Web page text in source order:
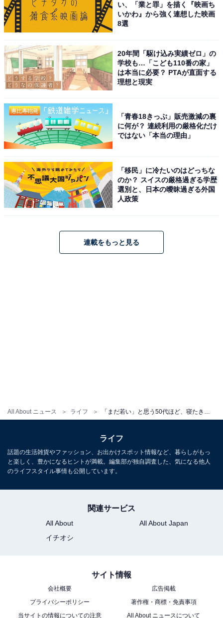
All About ニュース ライフ
ブレーク（休憩）まで尿がもたなくなり、オムツをする
決意をしました。
本人にしてみれば一大決心だったらしいのですが、して
みたらこんなに楽なのかと拍子抜けしたそうです。演奏
に専念できるようになり、今でももちろん現役の音楽家
として活躍しています。
道具だけでなく、素直に人の手を借りて、感謝の気持ち
を伝えたほうが、お互いに物事が気持ちよく回ることも
あります。
たとえば、公共のサービスに頼れば高齢者が楽になるだ
けでなく、家族の介護負担も減ります。行政の世話にな
りたくないと頑なに拒否する人もいますが、過剰な自尊
の質が上がり、気分もよくなるはずです。
られるはずです。
次ページ
毒。人生を蝕む「後悔」を断ち切
る方法
い、「業と罪」を描く『映画ち
いかわ』から強く連想した映画
8選
20年間「駆け込み実績ゼロ」の
学校も…「こども110番の家」
は本当に必要？ PTAが直面する
理想と現実
「青春18きっぷ」販売激減の裏
に何が？ 連続利用の厳格化だけ
ではない「本当の理由」
「移民」に冷たいのはどっちな
のか？ スイスの厳格過ぎる学歴
選別と、日本の曖昧過ぎる外国
人政策
連載をもっと見る
ライフ
話題の生活雑貨やファッション、お出かけスポット情報など、暮らしがもっ
と楽しく、豊かになるヒントが満載。編集部が独自調査した、気になる他人
のライフスタイル事情も公開しています。
関連サービス
All About
All About Japan
イチオシ
サイト情報
会社概要
広告掲載
プライバシーポリシー
著作権・商標・免責事項
当サイトの情報についての注意
All About ニュースについて